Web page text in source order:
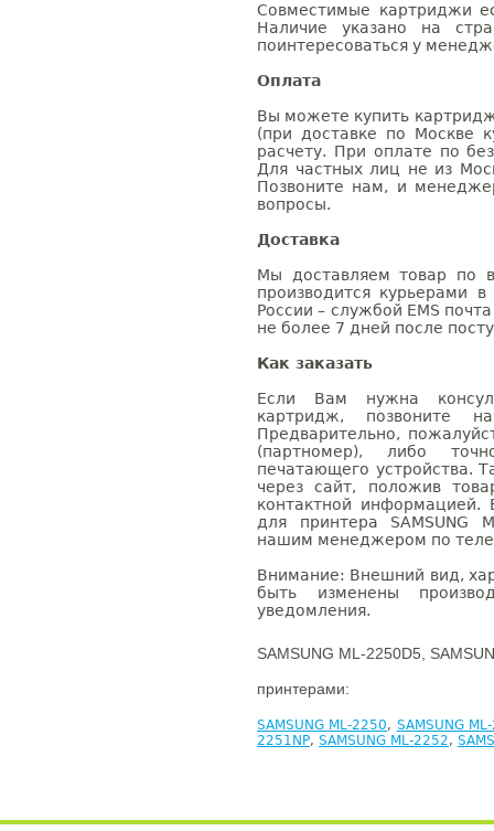
Совместимые картриджи
Наличие указано на
поинтересоваться у
Оплата
Вы можете купить
(при доставке по Москве
расчету. При оплате по
Для частных лиц не из
Позвоните нам, и
вопросы.
Доставка
Мы доставляем товар по
производится курьерами
России – службой EMS
не более 7 дней после
Как заказать
Если Вам нужна
картридж, позвоните
Предварительно,
(партномер), либо
печатающего устройства.
через сайт, положив
контактной информацией.
для принтера SAMSUNG
нашим менеджером по
Внимание: Внешний вид,
быть изменены
уведомления.
SAMSUNG ML-2250D5,
принтерами:
SAMSUNG ML-2250, SAMSUNG
2251NP, SAMSUNG ML-2252,